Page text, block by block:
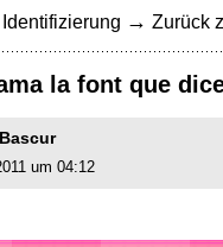
Identifizierung → Zurück
la font que
um 04:12